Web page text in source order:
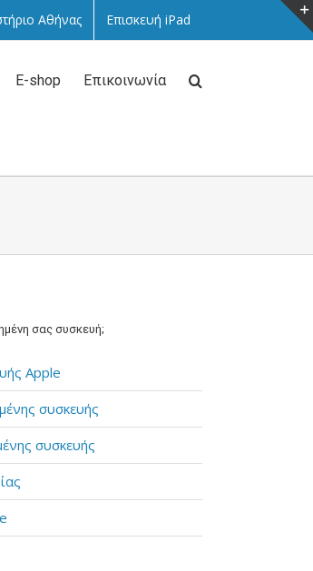
Αθήνας Επισκευή iPad
E-shop Επικοινωνία
σας συσκευή;
Apple
συσκευής
συσκευής